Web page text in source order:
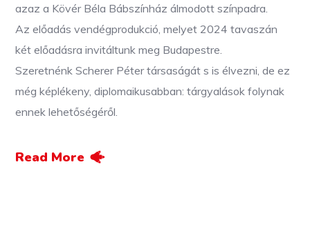
azaz a Kövér Béla Bábszínház álmodott színpadra.
Az előadás vendégprodukció, melyet 2024 tavaszán
két előadásra invitáltunk meg Budapestre.
Szeretnénk Scherer Péter társaságát s is élvezni, de ez
még képlékeny, diplomaikusabban: tárgyalások folynak
ennek lehetőségéről.
Read More